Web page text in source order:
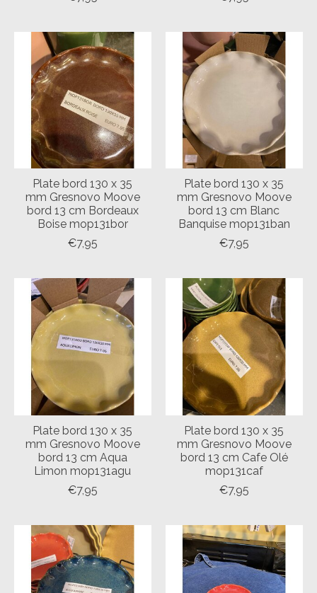
Plate bord 130 x 35
mm Gresnovo Moove
bord 13 cm Bordeaux
Boise mop131bor
€7,95
Plate bord 130 x 35
mm Gresnovo Moove
bord 13 cm Blanc
Banquise mop131ban
€7,95
Plate bord 130 x 35
mm Gresnovo Moove
bord 13 cm Aqua
Limon mop131agu
€7,95
Plate bord 130 x 35
mm Gresnovo Moove
bord 13 cm Cafe Olé
mop131caf
€7,95